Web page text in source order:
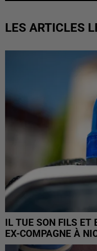
LES ARTICLES
IL TUE SON FILS ET
EX-COMPAGNE À